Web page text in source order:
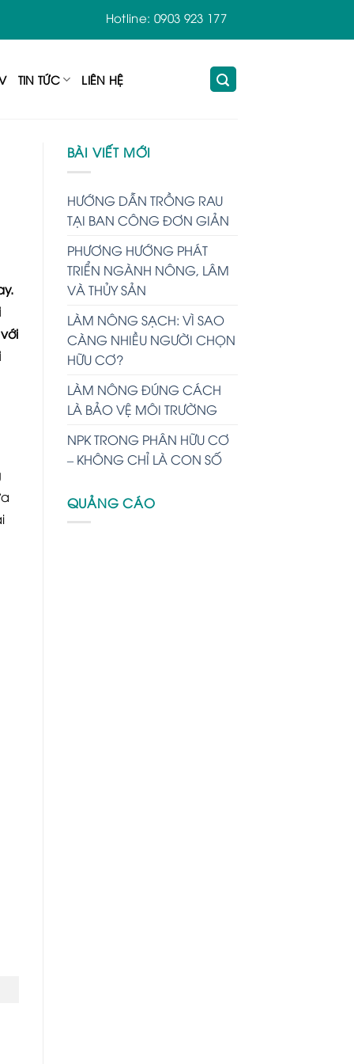
Hotline: 0903 923 177
TIN TỨC LIÊN HỆ
BÀI VIẾT MỚI
HƯỚNG DẪN TRỒNG RAU
TẠI BAN CÔNG ĐƠN GIẢN
PHƯƠNG HƯỚNG PHÁT
TRIỂN NGÀNH NÔNG, LÂM
VÀ THỦY SẢN
LÀM NÔNG SẠCH: VÌ SAO
CÀNG NHIỀU NGƯỜI CHỌN
HỮU CƠ?
LÀM NÔNG ĐÚNG CÁCH
LÀ BẢO VỆ MÔI TRƯỜNG
NPK TRONG PHÂN HỮU CƠ
– KHÔNG CHỈ LÀ CON SỐ
QUẢNG CÁO